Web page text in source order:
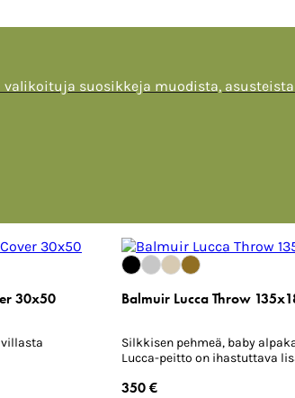
valikoituja suosikkeja muodista,
30x50 Balmuir Lucca Throw
Silkkisen pehmeä, baby
Lucca-peitto on ihastuttava
350 €